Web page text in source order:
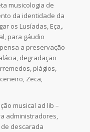
musicologia de
da identidade da
os Lusíadas, Eça,.
para gáudio
a preservação
degradação
plágios,
Zeca,
musical ad lib –
administradores,
descarada